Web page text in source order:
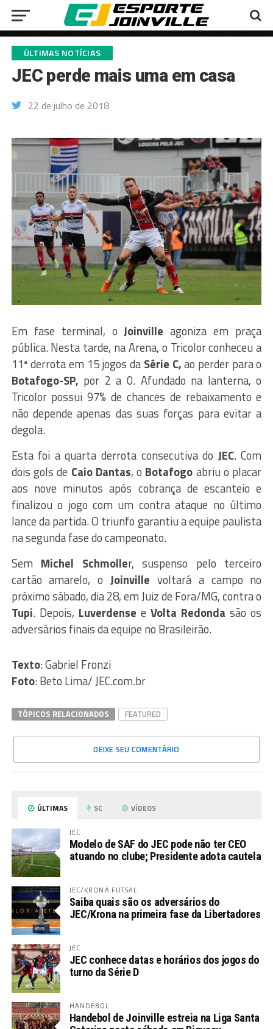
ÚLTIMAS NOTÍCIAS
JEC perde mais uma em casa
22 de julho de 2018
Em fase terminal, oJoinville agoniza em praça
pública. Nesta tarde, na Arena, o Tricolor conheceu a
11ª derrota em 15 jogos da Série C,ao perder para o
Botafogo-SP, por 2 a 0. Afundado na lanterna, o
Tricolor possui 97% de chances de rebaixamento e
não depende apenas das suas forças para evitar a
degola.
Esta foi a quarta derrota consecutiva do JEC. Com
dois gols de Caio Dantas, o Botafogo abriu o placar
aos nove minutos após cobrança de escanteio e
finalizou o jogo com um contra ataque no último
lance da partida. O triunfo garantiu a equipe paulista
na segunda fase do campeonato.
Sem Michel Schmoller, suspenso pelo terceiro
cartão amarelo, oJoinville voltará a campo no
próximo sábado, dia 28, em Juiz de Fora/MG, contra o
Tupi. Depois, Luverdense eVolta Redonda são os
adversários finais da equipe no Brasileirão.
Texto: Gabriel Fronzi
Foto: Beto Lima/ JEC.com.br
TÓPICOS RELACIONADOS FEATURED
DEIXE SEU COMENTÁRIO
ÚLTIMAS SC VÍDEOS
JEC
Modelo de SAF do JEC pode não ter CEO
atuando no clube; Presidente adota cautela
JEC/KRONA FUTSAL
Saiba quais são os adversários do
JEC/Krona na primeira fase da Libertadores
JEC
JEC conhece datas e horários dos jogos do
turno da Série D
HANDEBOL
Handebol de Joinville estreia na Liga Santa